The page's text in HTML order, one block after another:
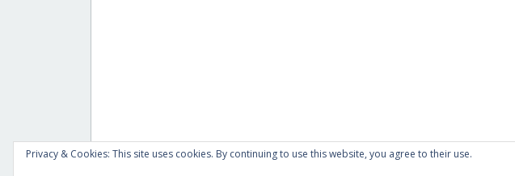
Privacy & Cookies: This site uses cookies. By continuing to use this website, you agree to their use.